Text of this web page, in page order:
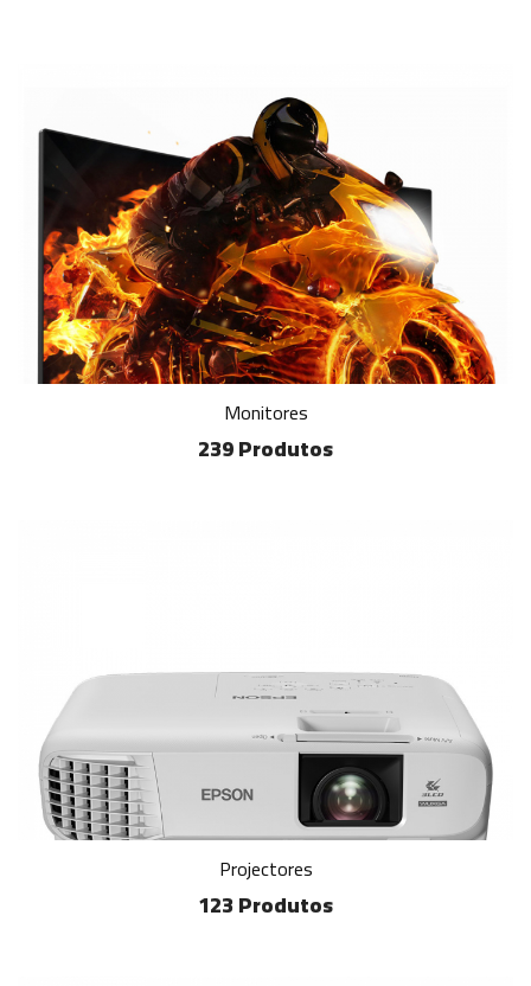
Monitores
239 Produtos
Projectores
123 Produtos